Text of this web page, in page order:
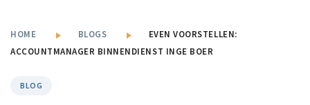
HOME BLOGS
EVEN VOORSTELLEN:
ACCOUNTMANAGER BINNENDIENST INGE BOER
BLOG